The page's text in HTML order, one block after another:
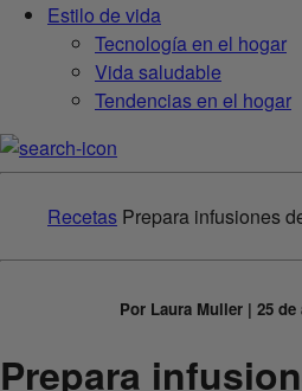
Estilo de vida
Tecnología en el hogar
Vida saludable
Tendencias en el hogar
Recetas Prepara infusiones
Por Laura Muller | 25 de
Prepara